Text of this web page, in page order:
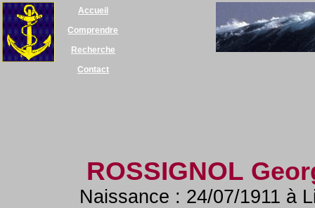
Accueil
Comprendre
Recherche
Contact
ROSSIGNOL
Naissance : 24/07/1911 à